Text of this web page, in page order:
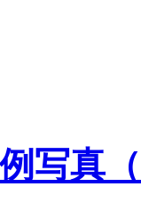
写真